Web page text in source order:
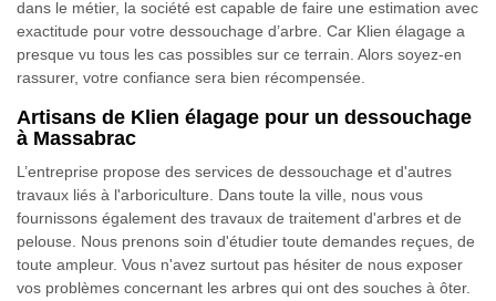
dans le métier, la société est capable de faire une estimation avec
exactitude pour votre dessouchage d’arbre. Car Klien élagage a
presque vu tous les cas possibles sur ce terrain. Alors soyez-en
rassurer, votre confiance sera bien récompensée.
Artisans de Klien élagage pour un dessouchage
à Massabrac
L’entreprise propose des services de dessouchage et d'autres
travaux liés à l'arboriculture. Dans toute la ville, nous vous
fournissons également des travaux de traitement d'arbres et de
pelouse. Nous prenons soin d'étudier toute demandes reçues, de
toute ampleur. Vous n'avez surtout pas hésiter de nous exposer
vos problèmes concernant les arbres qui ont des souches à ôter.